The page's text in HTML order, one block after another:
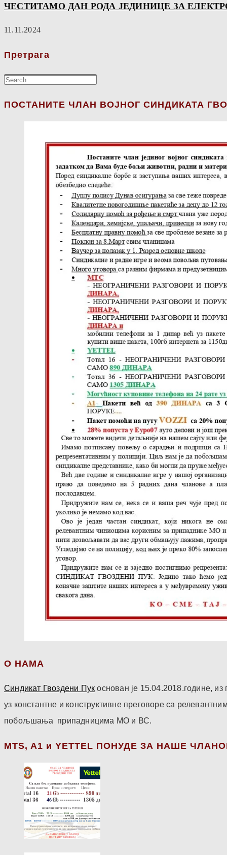
ЧЕСТИТАМО ДАН РОДА ЈЕДИНИЦЕ ЗА
11.11.2024
Претрага
ПОСТАНИТЕ ЧЛАН ВОЈНОГ СИНДИКАТА
О НАМА
Синдикат Гвоздени Пук основан је 15.04.2018.године,
уз константне и конструктивне преговоре са
побољшања припадницима МО и ВС.
МТS, A1 и YETTEL ПОНУДЕ ЗА НАШЕ